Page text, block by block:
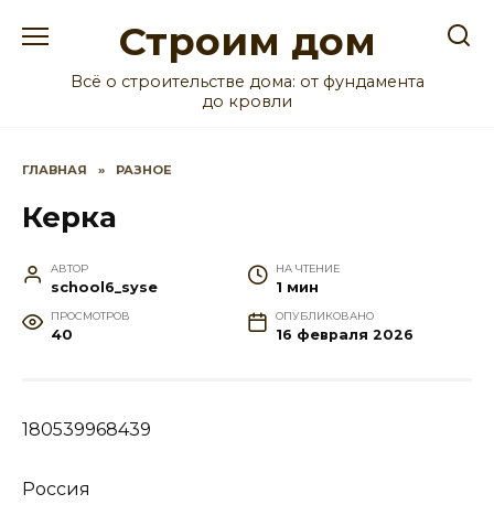
Строим дом
Всё о строительстве дома: от фундамента
до кровли
ГЛАВНАЯ » РАЗНОЕ
Керка
АВТОР
school6_syse
НА ЧТЕНИЕ
1 мин
ПРОСМОТРОВ
40
ОПУБЛИКОВАНО
16 февраля 2026
180539968439
Россия